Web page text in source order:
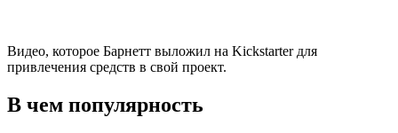
Видео, которое Барнетт выложил на Kickstarter для
привлечения средств в свой проект.
В чем популярность